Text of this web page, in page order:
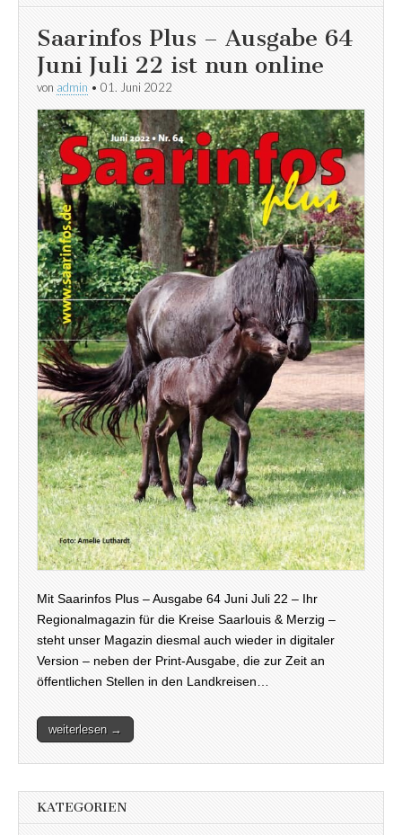
Saarinfos Plus – Ausgabe 64
Juni Juli 22 ist nun online
von admin • 01. Juni 2022
Mit Saarinfos Plus – Ausgabe 64 Juni Juli 22 – Ihr
Regionalmagazin für die Kreise Saarlouis & Merzig –
steht unser Magazin diesmal auch wieder in digitaler
Version – neben der Print-Ausgabe, die zur Zeit an
öffentlichen Stellen in den Landkreisen…
weiterlesen →
KATEGORIEN